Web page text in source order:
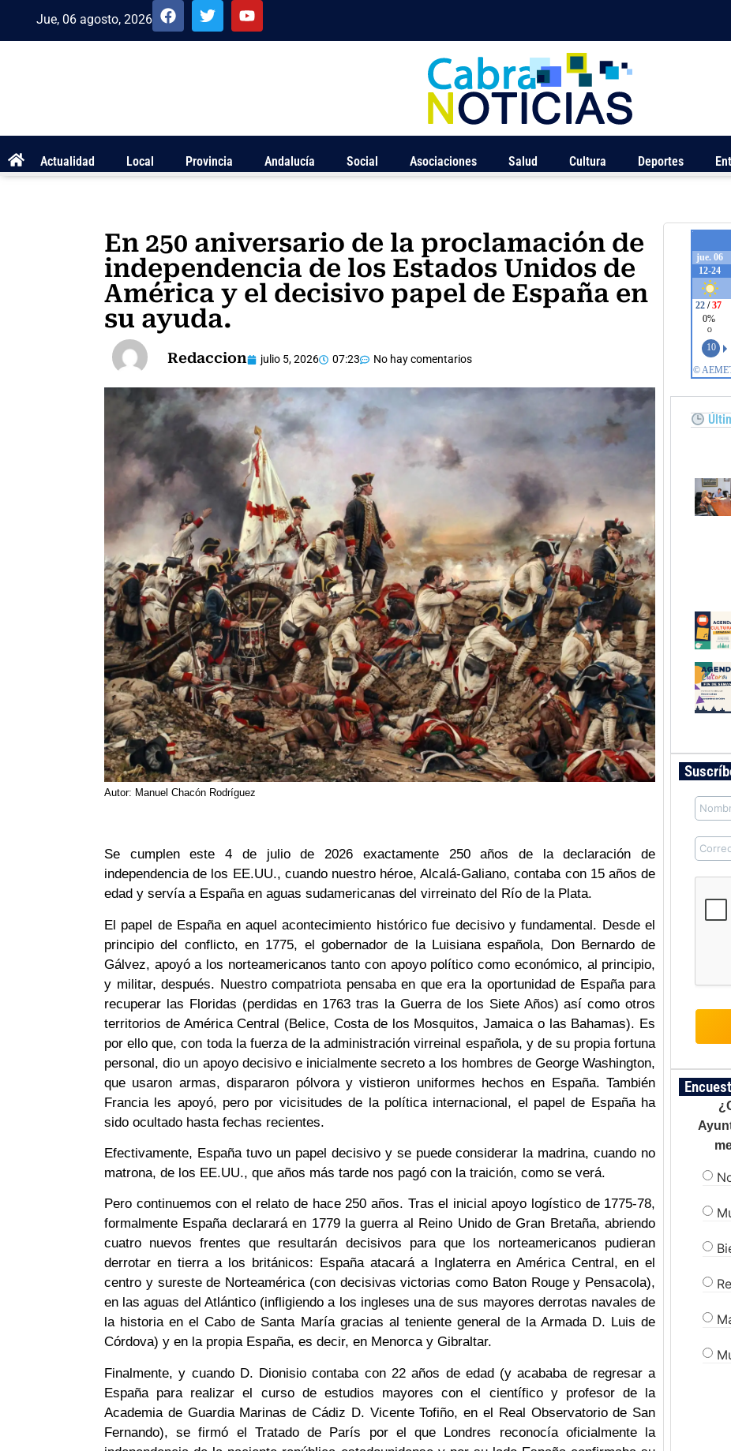
Jue, 06 agosto, 2026
Actualidad Local Provincia Andalucía Social Asociaciones Salud Cultura Deportes
En 250 aniversario de la proclamación de
independencia de los Estados Unidos de
América y el decisivo papel de España en
su ayuda.
Redaccion julio 5, 2026 07:23 No hay comentarios
Autor: Manuel Chacón Rodríguez
Se cumplen este 4 de julio de 2026 exactamente 250 años de la declaración de
independencia de los EE.UU., cuando nuestro héroe, Alcalá-Galiano, contaba con 15 años de
edad y servía a España en aguas sudamericanas del virreinato del Río de la Plata.
El papel de España en aquel acontecimiento histórico fue decisivo y fundamental. Desde el
principio del conflicto, en 1775, el gobernador de la Luisiana española, Don Bernardo de
Gálvez, apoyó a los norteamericanos tanto con apoyo político como económico, al principio,
y militar, después. Nuestro compatriota pensaba en que era la oportunidad de España para
recuperar las Floridas (perdidas en 1763 tras la Guerra de los Siete Años) así como otros
territorios de América Central (Belice, Costa de los Mosquitos, Jamaica o las Bahamas). Es
por ello que, con toda la fuerza de la administración virreinal española, y de su propia fortuna
personal, dio un apoyo decisivo e inicialmente secreto a los hombres de George Washington,
que usaron armas, dispararon pólvora y vistieron uniformes hechos en España. También
Francia les apoyó, pero por vicisitudes de la política internacional, el papel de España ha
sido ocultado hasta fechas recientes.
Efectivamente, España tuvo un papel decisivo y se puede considerar la madrina, cuando no
matrona, de los EE.UU., que años más tarde nos pagó con la traición, como se verá.
Pero continuemos con el relato de hace 250 años. Tras el inicial apoyo logístico de 1775-78,
formalmente España declarará en 1779 la guerra al Reino Unido de Gran Bretaña, abriendo
cuatro nuevos frentes que resultarán decisivos para que los norteamericanos pudieran
derrotar en tierra a los británicos: España atacará a Inglaterra en América Central, en el
centro y sureste de Norteamérica (con decisivas victorias como Baton Rouge y Pensacola),
en las aguas del Atlántico (infligiendo a los ingleses una de sus mayores derrotas navales de
la historia en el Cabo de Santa María gracias al teniente general de la Armada D. Luis de
Córdova) y en la propia España, es decir, en Menorca y Gibraltar.
Finalmente, y cuando D. Dionisio contaba con 22 años de edad (y acababa de regresar a
España para realizar el curso de estudios mayores con el científico y profesor de la
Academia de Guardia Marinas de Cádiz D. Vicente Tofiño, en el Real Observatorio de San
Fernando), se firmó el Tratado de París por el que Londres reconocía oficialmente la